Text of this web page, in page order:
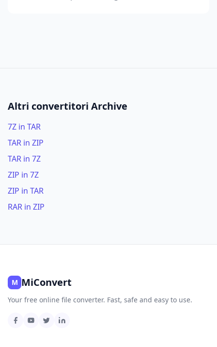
Altri convertitori Archive
7Z in TAR
TAR in ZIP
TAR in 7Z
ZIP in 7Z
ZIP in TAR
RAR in ZIP
M MiConvert
Your free online file converter. Fast, safe and easy to use.